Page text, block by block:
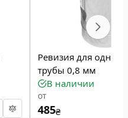
Ревизия для
трубы 0,8 мм
В наличии
от
485₴